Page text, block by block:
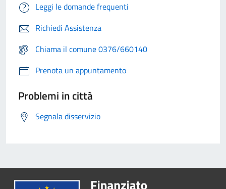
Leggi le domande frequenti
Richiedi Assistenza
Chiama il comune 0376/660140
Prenota un appuntamento
Problemi in città
Segnala disservizio